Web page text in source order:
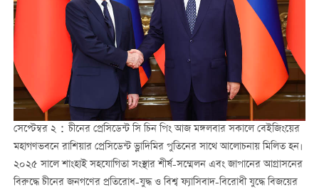
সেপ্টেম্বর ২：চীনের প্রেসিডেন্ট সি চিন পিং আজ মঙ্গলবার সকালে বেইজিংয়ের
মহাগণভবনে রাশিয়ার প্রেসিডেন্ট ভ্লাদিমির পুতিনের সাথে আলোচনায় মিলিত হন।
২০২৫ সালে শাংহাই সহযোগিতা সংস্থার শীর্ষ-সম্মেলন এবং জাপানের আগ্রাসনের
বিরুদ্ধে চীনের জনগণের প্রতিরোধ-যুদ্ধ ও বিশ্ব ফ্যাসিবাদ-বিরোধী যুদ্ধে বিজয়ের